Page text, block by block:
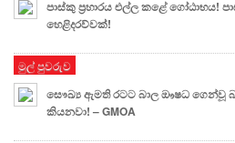
පාස්කු ප්‍රහාරය එල්ල කළේ ගෝඨාභය!
හෙළිදරව්වක්!
මුල් පුවරුව
සෞඛ්‍ය ඇමති රටට බාල ඖෂධ ගෙන්වූ
කියනවා! – GMOA